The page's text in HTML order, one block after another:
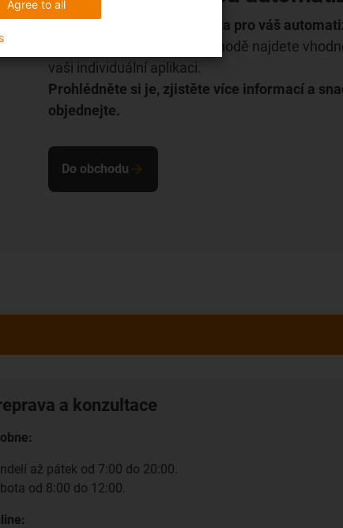
nákladově efektivní robotika pro váš
V našem internetovém obchodě najdete
vaši individuální aplikaci.
Prohlédněte si je, zjistěte více informací a
objednejte.
Do obchodu
a konzultace
až pátek od 7:00 do 20:00.
od 8:00 do 12:00.
Agree to all